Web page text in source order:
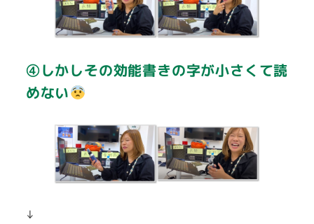
④しかしその効能書きの字が小さくて読
めない
↓